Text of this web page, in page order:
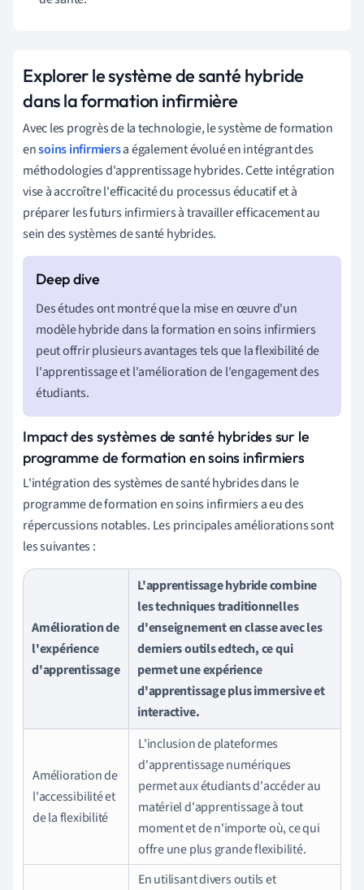
Explorer le système de santé hybride
dans la formation infirmière
Avec les progrès de la technologie, le système de formation
ensoins infirmiersa également évolué en intégrant des
méthodologies d'apprentissage hybrides. Cette intégration
vise à accroître l'efficacité du processus éducatif et à
préparer les futurs infirmiers à travailler efficacement au
sein des systèmes de santé hybrides.
Des études ont montré que la mise en œuvre d'un
modèle hybride dans la formation en soins infirmiers
peut offrir plusieurs avantages tels que la flexibilité de
l'apprentissage et l'amélioration de l'engagement des
étudiants.
Impact des systèmes de santé hybrides sur le
programme de formation en soins infirmiers
L'intégration des systèmes de santé hybrides dans le
programme de formation en soins infirmiers a eu des
répercussions notables. Les principales améliorations sont
les suivantes :
Amélioration de
l'expérience
d'apprentissage
L'apprentissage hybride combine
les techniques traditionnelles
d'enseignement en classe avec les
derniers outils edtech, ce qui
permet une expérience
d'apprentissage plus immersive et
interactive.
Amélioration de
l'accessibilité et
de la flexibilité
L'inclusion de plateformes
d'apprentissage numériques
permet aux étudiants d'accéder au
matériel d'apprentissage à tout
moment et de n'importe où, ce qui
offre une plus grande flexibilité.
En utilisant divers outils et